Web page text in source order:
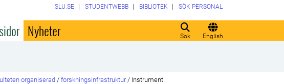
Sök English
SLU.SE STUDENTWEBB BIBLIOTEK SÖK PERSONAL
Nyheter
organiserad / forskningsinfrastruktur / Instrument